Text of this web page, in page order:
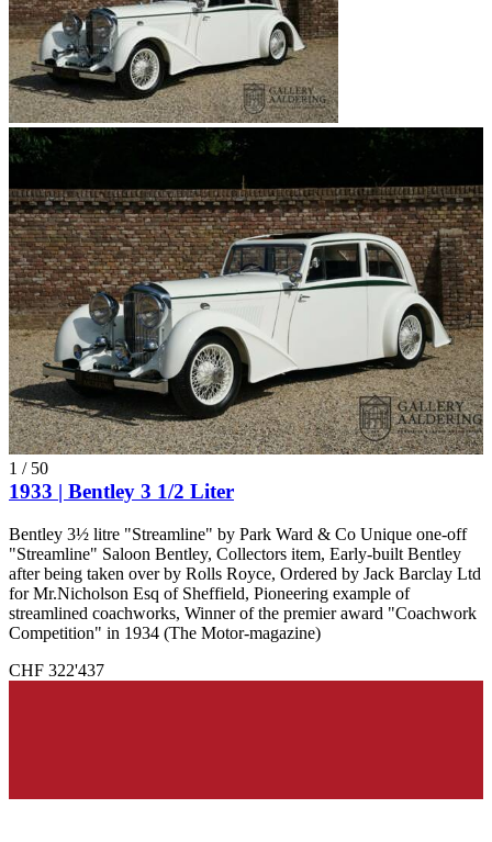
1 / 50
1933 | Bentley 3 1/2 Liter
Bentley 3½ litre "Streamline" by Park Ward & Co Unique one-off
"Streamline" Saloon Bentley, Collectors item, Early-built Bentley
after being taken over by Rolls Royce, Ordered by Jack Barclay Ltd
for Mr.Nicholson Esq of Sheffield, Pioneering example of
streamlined coachworks, Winner of the premier award "Coachwork
Competition" in 1934 (The Motor-magazine)
CHF 322'437